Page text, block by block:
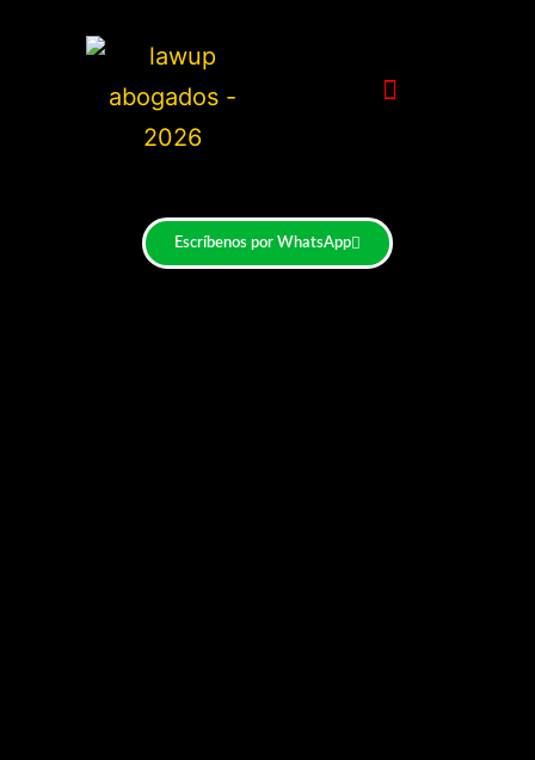
Escríbenos por WhatsApp